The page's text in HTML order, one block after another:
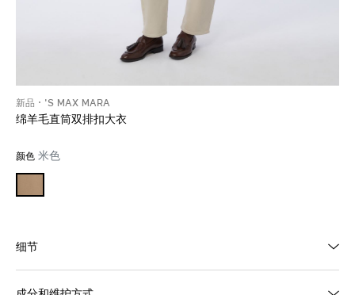
新品 'S MAX MARA
绵羊毛直筒双排扣大衣
颜色 米色
细节